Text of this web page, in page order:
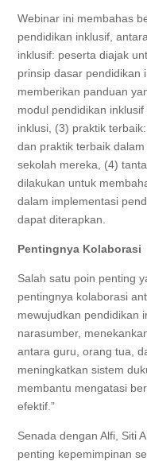
Webinar ini membahas
pendidikan inklusif,
inklusif: peserta diajak
prinsip dasar pendidikan
memberikan panduan
modul pendidikan
inklusi, (3) praktik
dan praktik terbaik
sekolah mereka, (4)
dilakukan untuk
dalam implementasi
dapat diterapkan.
Pentingnya Kolaborasi
Salah satu poin penting
pentingnya kolaborasi
mewujudkan pendidikan
narasumber,
antara guru, orang tua,
meningkatkan sistem
membantu mengatasi
efektif.”
Senada dengan Alfi, Siti
penting kepemimpinan